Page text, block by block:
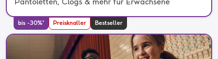
Pantoletten, Clogs & mehr für Erwachsene
bis -30%* Preisknaller Bestseller